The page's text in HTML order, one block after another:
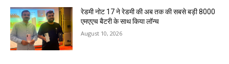
रेडमी नोट 17 ने रेडमी की अब तक की सबसे बड़ी 8000
एमएएच बैटरी के साथ किया लॉन्च
August 10, 2026